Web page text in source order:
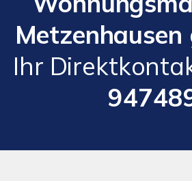
Metzenhausen
Ihr